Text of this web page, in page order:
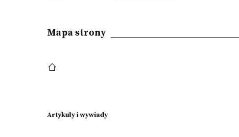
Mapa strony
Artykuły i wywiady